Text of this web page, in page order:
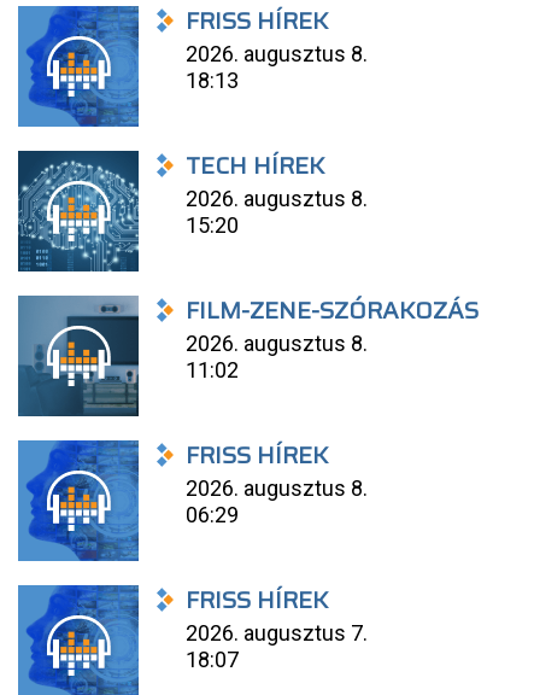
FRISS HÍREK
2026. augusztus 8.
18:13
TECH HÍREK
2026. augusztus 8.
15:20
FILM-ZENE-SZÓRAKOZÁS
2026. augusztus 8.
11:02
FRISS HÍREK
2026. augusztus 8.
06:29
FRISS HÍREK
2026. augusztus 7.
18:07